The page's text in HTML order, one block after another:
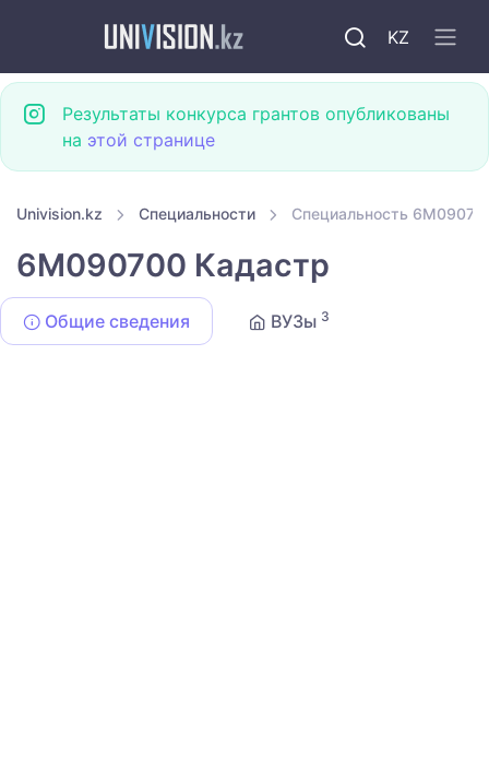
KZ
Результаты конкурса грантов опубликованы
на этой странице
Univision.kz Специальности Специальность
6M090700 Кадастр
Общие сведения ВУЗы 3